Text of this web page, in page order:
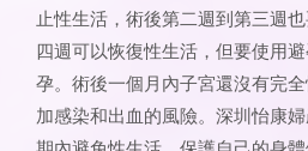
止性生活，術後第二週到第三週
四週可以恢復性生活，但要使用
孕。術後一個月內子宮還沒有完
加感染和出血的風險。深圳怡康